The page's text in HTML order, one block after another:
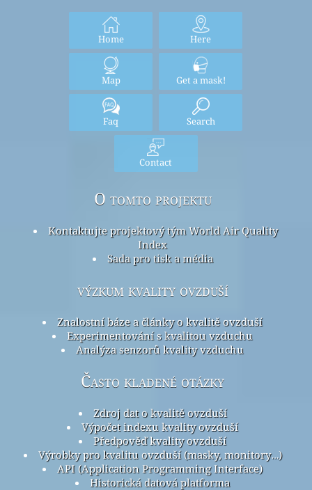
Home Here
Map Get a mask!
Faq Search
Contact
O tomto projektu
Kontaktujte projektový tým World Air Quality
Index
Sada pro tisk a média
výzkum kvality ovzduší
Znalostní báze a články o kvalitě ovzduší
Experimentování s kvalitou vzduchu
Analýza senzorů kvality vzduchu
Často kladené otázky
Zdroj dat o kvalitě ovzduší
Výpočet indexu kvality ovzduší
Předpověď kvality ovzduší
Výrobky pro kvalitu ovzduší (masky, monitory…)
API (Application Programming Interface)
Historická datová platforma